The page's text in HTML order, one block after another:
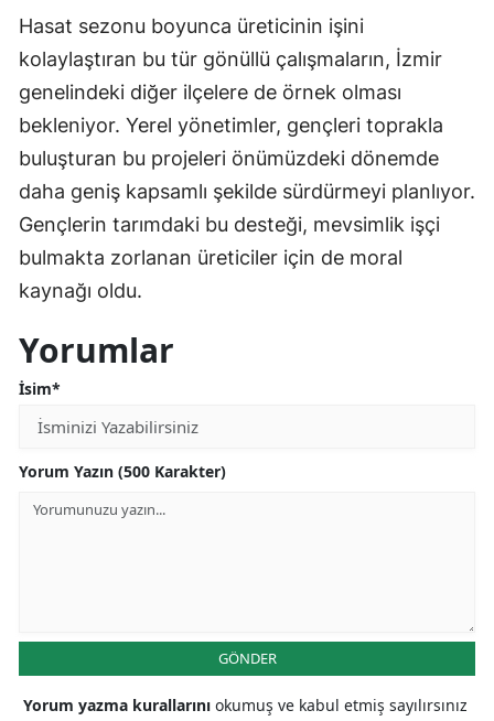
Hasat sezonu boyunca üreticinin işini
kolaylaştıran bu tür gönüllü çalışmaların, İzmir
genelindeki diğer ilçelere de örnek olması
bekleniyor. Yerel yönetimler, gençleri toprakla
buluşturan bu projeleri önümüzdeki dönemde
daha geniş kapsamlı şekilde sürdürmeyi planlıyor.
Gençlerin tarımdaki bu desteği, mevsimlik işçi
bulmakta zorlanan üreticiler için de moral
kaynağı oldu.
Yorumlar
İsim*
Yorum Yazın (500 Karakter)
GÖNDER
Yorum yazma kurallarını okumuş ve kabul etmiş sayılırsınız